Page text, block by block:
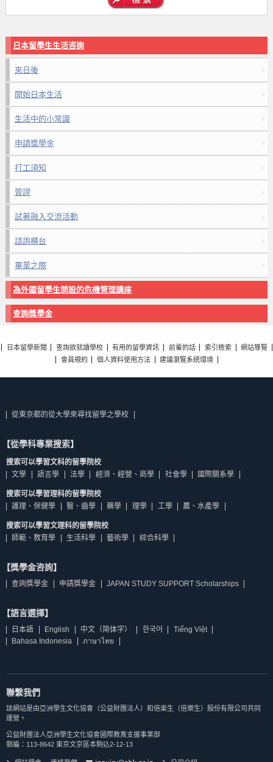
日本留學生生活咨詢
來日後
開始日本生活
生活中的小常識
申請獎學金
打工須知
簽證
試著融入交流活動
諮詢櫃台
畢業之際
為外國留學生開設的危機管理講座
查詢獎學金
日本留學新聞 查詢欲就讀學校 有用的留學資訊 前輩的話 索引檢索
網站導覽
會員規約
個人資料使用方法 建議瀏覽系統環境
從東京都的從大學來尋找留學之學校
【從學科專業搜索】
搜索可以學習文科的留學院校
文學
語言學 法學 經濟、經營、商學 社會學 國際關系學
搜索可以學習理科的留學院校
護理、保健學
醫、齒學 藥學 理學 工學 農、水產學
搜索可以學習文理科的留學院校
師範、教育學
生活科學 藝術學 綜合科學
【獎學金咨詢】
查詢獎學金 申請獎學金 JAPAN STUDY SUPPORT Scholarships
【語言選擇】
日本語 English 中文（简体字） 한국어
Tiếng Việt
Bahasa Indonesia
ภาษาไทย
聯繫我們
該網站是由亞洲學生文化協會（公益財團法人）和倍楽生（倍樂生）股份有限公司共同
運營。
公益財團法人亞洲學生文化協會國際教育支援事業部
郵編：113-8642 東京文京區本駒込2-12-13